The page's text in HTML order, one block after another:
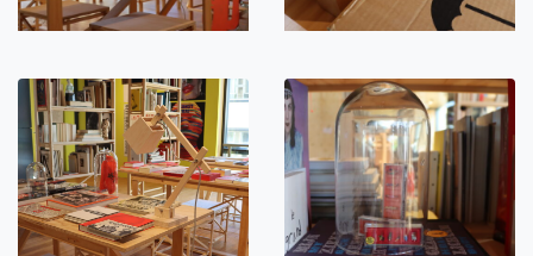
Dwaal door de boeken van Anton en kijk met zijn blik naar
www.anthonbeeke.nl